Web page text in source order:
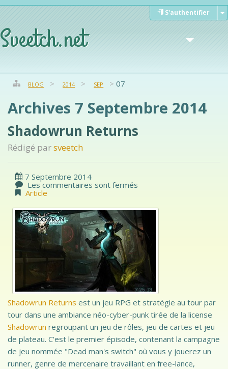
Sveetch.net
Weblog
Documents
Tribune
S'authentifier
BLOG 2014 SEP 07
Archives 7 Septembre 2014
Shadowrun Returns
Rédigé parsveetch
7 Septembre 2014
Les commentaires sont fermés
Article
Shadowrun Returns est un jeu RPG et stratégie au tour par
tour dans une ambiance néo-cyber-punk tirée de la license
Shadowrun regroupant un jeu de rôles, jeu de cartes et jeu
de plateau. C'est le premier épisode, contenant la campagne
de jeu nommée "Dead man's switch" où vous y jouerez un
runner, genre de mercenaire travaillant en free-lance,